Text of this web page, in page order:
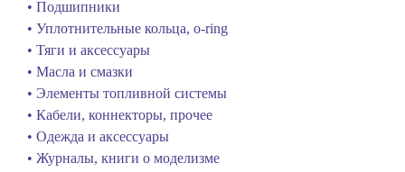
• Подшипники
• Уплотнительные кольца, o-ring
• Тяги и аксессуары
• Масла и смазки
• Элементы топливной системы
• Кабели, коннекторы, прочее
• Одежда и аксессуары
• Журналы, книги о моделизме